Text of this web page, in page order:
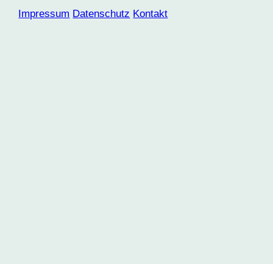
Impressum Datenschutz Kontakt